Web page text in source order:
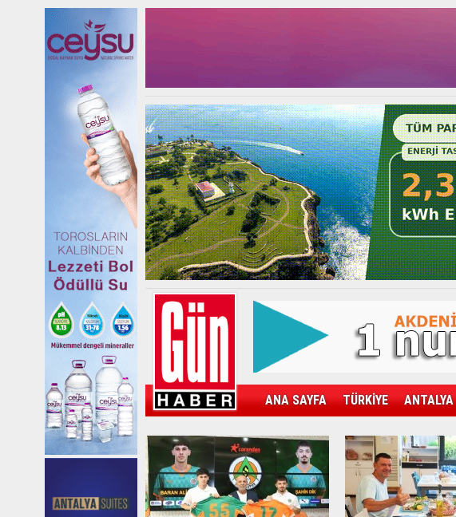
ANA SAYFA TÜRKİYE ANTALYA
KAMPÜS SPOR GÜN'ÜN ÜRÜNÜ SAĞLIK EKONOMİ